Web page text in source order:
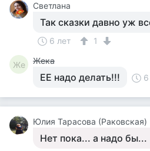
Светлана
Так сказки давно уж
6 лет 1
Же Жека
ЕЕ надо делать!!!
Юлия Тарасова (Раковская)
Нет пока... а надо бы...